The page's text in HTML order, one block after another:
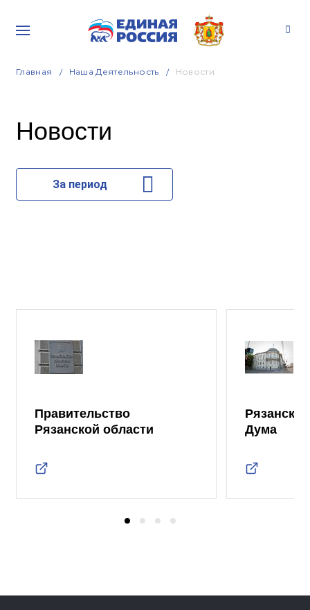
Главная Наша Деятельность Новости
Новости
За период
Правительство
Рязанской области
Дума